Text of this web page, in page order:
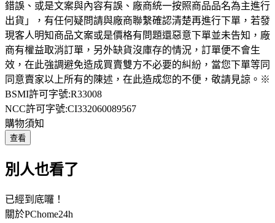
錯誤、或是文案與內容有誤、廠商統一按照商品品名為主進行
出貨」，有任何疑問請與廠商聯繫確認清楚再進行下單，若發
現客人明知商品文案或是價格有問題還惡意下單並未告知，廠
商有權益取消訂單，另外缺貨沒庫存的情況，訂單便不會生
效，在此強調避免造成買賣雙方不必要的糾紛，當您下單等同
同意賣家以上所有的陳述，在此造成您的不便，敬請見諒。※
BSMI許可字號:R33008
NCC許可字號:CI332060089567
購物須知
查看
別人也看了
已經到底囉！
關於PChome24h